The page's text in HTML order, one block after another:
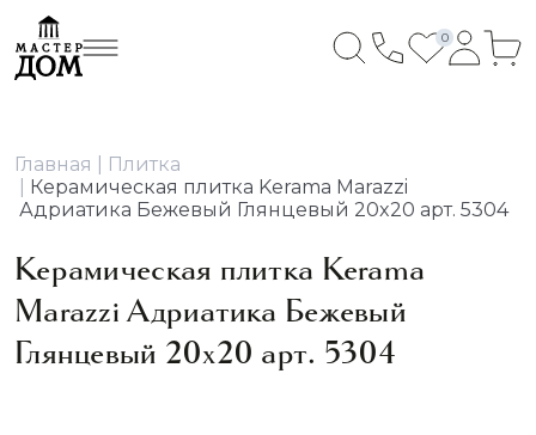
0
Главная
Плитка
Керамическая плитка Kerama Marazzi
Адриатика Бежевый Глянцевый 20x20 арт. 5304
Керамическая плитка Kerama
Marazzi Адриатика Бежевый
Глянцевый 20x20 арт. 5304